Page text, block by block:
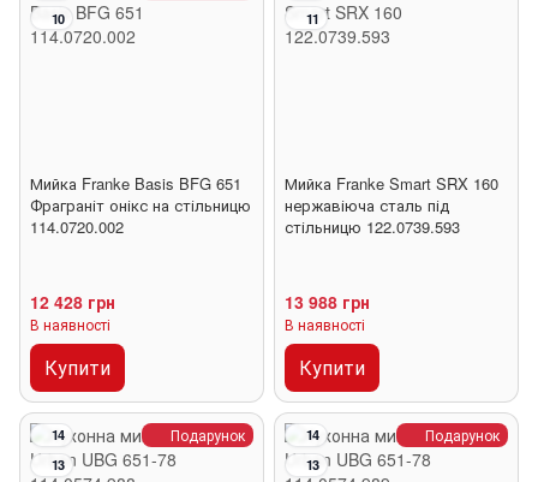
10
Мийка Franke Basis BFG 651
Фраграніт онікс на стільницю
114.0720.002
12 428 грн
В наявності
Купити
11
Мийка Franke Smart SRX 160
нержавіюча сталь під
стільницю 122.0739.593
13 988 грн
В наявності
Купити
Подарунок
14
13
Подарунок
14
13